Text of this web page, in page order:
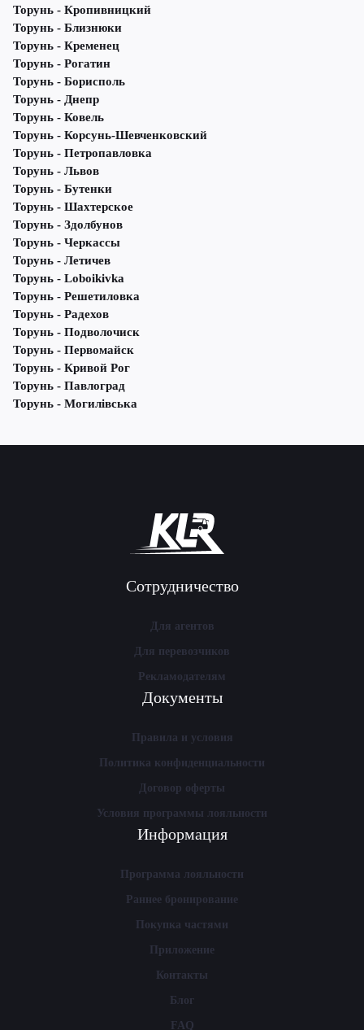
Торунь - Кропивницкий
Торунь - Близнюки
Торунь - Кременец
Торунь - Рогатин
Торунь - Борисполь
Торунь - Днепр
Торунь - Ковель
Торунь - Корсунь-Шевченковский
Торунь - Петропавловка
Торунь - Львов
Торунь - Бутенки
Торунь - Шахтерское
Торунь - Здолбунов
Торунь - Черкассы
Торунь - Летичeв
Торунь - Loboikivka
Торунь - Решетиловка
Торунь - Радехов
Торунь - Подволочиск
Торунь - Первомайск
Торунь - Кривой Рог
Торунь - Павлоград
Торунь - Могилівська
Сотрудничество
Для агентов
Для перевозчиков
Рекламодателям
Документы
Правила и условия
Политика конфиденциальности
Договор оферты
Условия программы лояльности
Информация
Программа лояльности
Раннее бронирование
Покупка частями
Приложение
Контакты
Блог
FAQ